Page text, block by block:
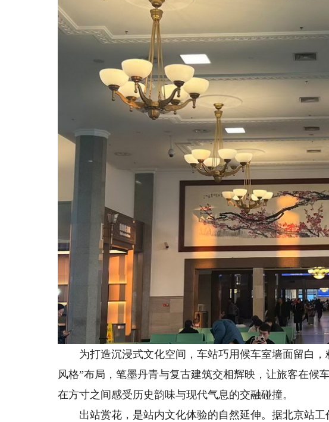
为打造沉浸式文化空间，车站巧用候车室墙面留白，
风格”布局，笔墨丹青与复古建筑交相辉映，让旅客在候
在方寸之间感受历史韵味与现代气息的交融碰撞。
出站赏花，是站内文化体验的自然延伸。据北京站工